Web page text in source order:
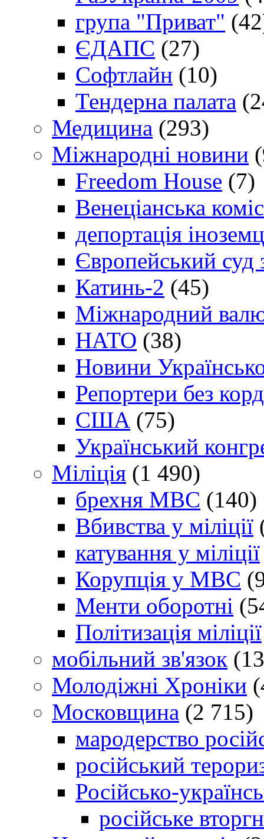
група "Приват"
ЄДАПС (27)
Софтлайн (10)
Тендерна палата
Медицина (293)
Міжнародні новини
Freedom House (7)
Венеціанська
депортація
Європейський
Катинь-2 (45)
Міжнародний
НАТО (38)
Новини
Репортери без
США (75)
Український
Міліція (1 490)
брехня МВС (140)
Вбивства у міліції
катування у міліції
Корупція у МВС
Менти оборотні
Політизація міліції
мобільний зв'язок
Молодіжні Хроніки
Московщина (2 715)
мародерство
російський
Російсько-
російське